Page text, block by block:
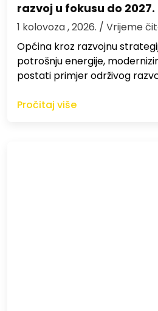
razvoj u fokusu do 2027.
1 kolovoza , 2026. / Vrijeme
Općina kroz razvojnu
potrošnju energije,
postati primjer održivog
Pročitaj više